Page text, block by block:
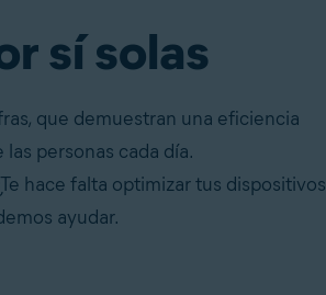
sí solas
que demuestran una eficiencia
personas cada día.
hace falta optimizar tus dispositivos
ayudar.